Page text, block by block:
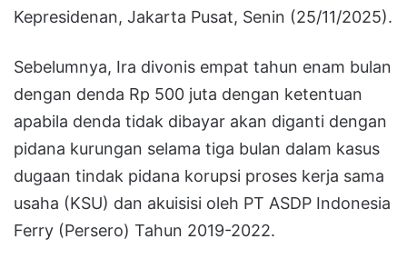
Kepresidenan, Jakarta Pusat, Senin (25/11/2025).
Sebelumnya, Ira divonis empat tahun enam bulan
dengan denda Rp 500 juta dengan ketentuan
apabila denda tidak dibayar akan diganti dengan
pidana kurungan selama tiga bulan dalam kasus
dugaan tindak pidana korupsi proses kerja sama
usaha (KSU) dan akuisisi oleh PT ASDP Indonesia
Ferry (Persero) Tahun 2019-2022.